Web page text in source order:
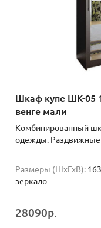
Шкаф купе ШК-05
венге мали
Комбинированный
одежды. Раздвижные
Размеры (ШxГxВ):
зеркало
28090р.